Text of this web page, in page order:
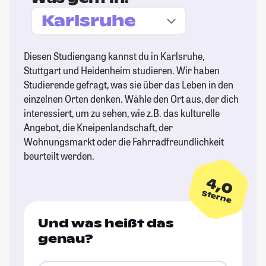
Diesen Studiengang kannst du in Karlsruhe,
Stuttgart und Heidenheim studieren. Wir haben
Studierende gefragt, was sie über das Leben in den
einzelnen Orten denken. Wähle den Ort aus, der dich
interessiert, um zu sehen, wie z.B. das kulturelle
Angebot, die Kneipenlandschaft, der
Wohnungsmarkt oder die Fahrradfreundlichkeit
beurteilt werden.
4,0
Sterne
Und was heißt das
genau?